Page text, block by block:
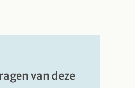
van deze